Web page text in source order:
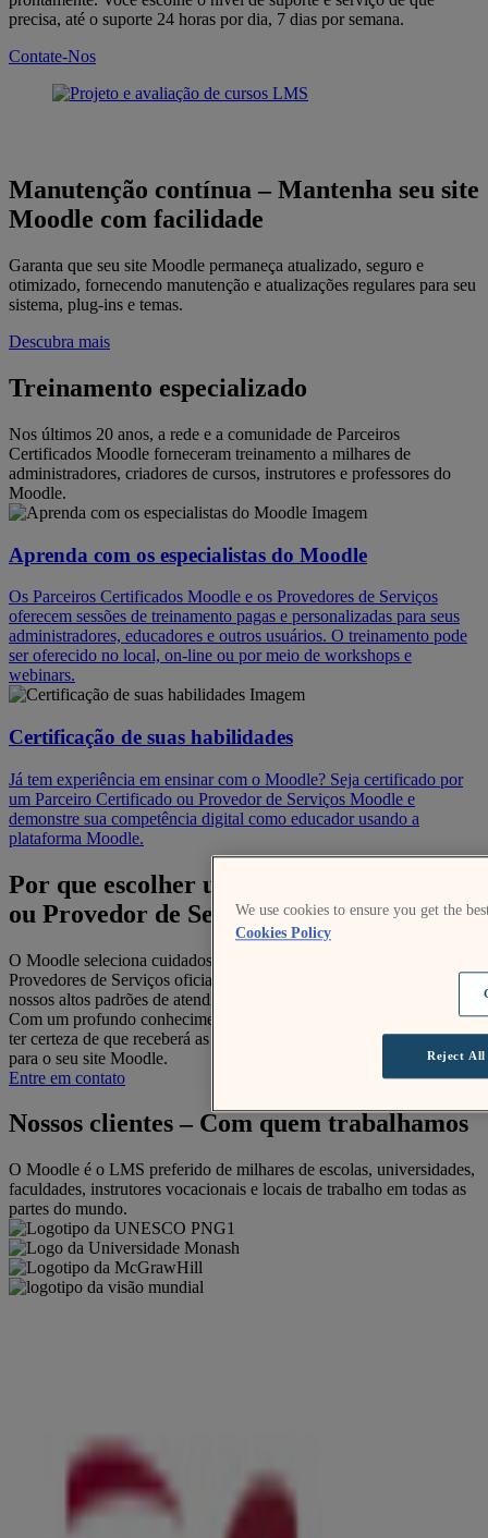
precisa, até o suporte 24 horas por dia, 7 dias por semana.
Contate-Nos
Manutenção contínua – Mantenha seu site
Moodle com facilidade
Garanta que seu site Moodle permaneça atualizado, seguro e
otimizado, fornecendo manutenção e atualizações regulares para seu
sistema, plug-ins e temas.
Descubra mais
Treinamento especializado
Nos últimos 20 anos, a rede e a comunidade de Parceiros
Certificados Moodle forneceram treinamento a milhares de
administradores, criadores de cursos, instrutores e professores do
Moodle.
Aprenda com os especialistas do Moodle
Os Parceiros Certificados Moodle e os Provedores de Serviços
oferecem sessões de treinamento pagas e personalizadas para seus
administradores, educadores e outros usuários. O treinamento pode
ser oferecido no local, on-line ou por meio de workshops e
webinars.
Certificação de suas habilidades
Já tem experiência em ensinar com o Moodle? Seja certificado por
um Parceiro Certificado ou Provedor de Serviços Moodle e
demonstre sua competência digital como educador usando a
plataforma Moodle.
Por que escolher um Parceiro Certificado
ou Provedor de Serviços Moodle?
O Moodle seleciona cuidadosamente os Parceiros Certificados e
Provedores de Serviços oficiais para garantir que eles atendam aos
nossos altos padrões de atendimento ao cliente e capacidade técnica.
Com um profundo conhecimento da plataforma Moodle, você pode
ter certeza de que receberá as melhores práticas e suporte experiente
para o seu site Moodle.
Entre em contato
Nossos clientes – Com quem trabalhamos
O Moodle é o LMS preferido de milhares de escolas, universidades,
faculdades, instrutores vocacionais e locais de trabalho em todas as
partes do mundo.
We use cookies to ensure you get the
Cookies Policy
Reject All